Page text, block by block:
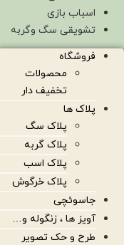
اسباب بازی
تشویقی سگ وگربه
فروشگاه
محصولات
تخفیف دار
پلاک ها
پلاک سگ
پلاک گربه
پلاک اسب
پلاک خرگوش
جاسوئچی
آویز ها ، زنگوله و…
طرح و حک تصویر